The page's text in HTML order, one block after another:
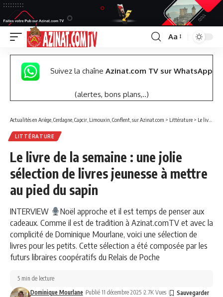
Font
Resizer
Aa
Suivez la chaîne Azinat.com TV sur WhatsApp
(alertes, bons plans,..)
Actualités en Ariège, Cerdagne, Capcir, Limouxin, Conflent, sur Azinat.com > Littérature > Le livre de la semaine : une jolie sélection de livres jeunesse à mettre au pied du sapin
LITTÉRATURE
Le livre de la semaine : une jolie
sélection de livres jeunesse à mettre
au pied du sapin
INTERVIEW
Noël approche et il est temps de penser aux
cadeaux. Comme il est de tradition à Azinat.comTV et avec la
complicité de Dominique Mourlane, voici une sélection de
livres pour les petits. Cette sélection a été composée par les
futurs libraires coopératifs du Relais de Poche
Dominique Mourlane Publié 11 décembre 2025 2.7K Vues
5 min de lecture